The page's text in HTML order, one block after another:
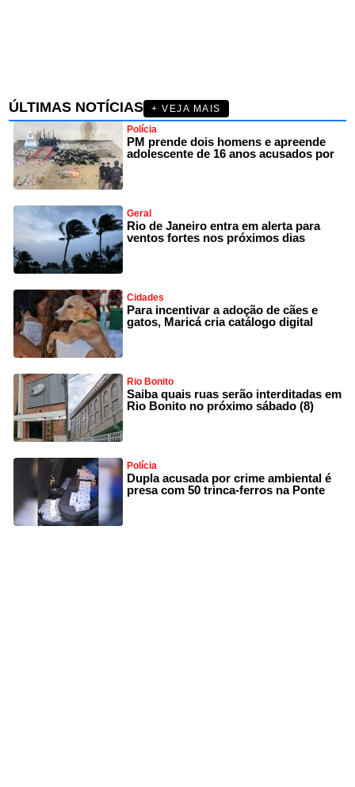
ÚLTIMAS NOTÍCIAS
+ VEJA MAIS
Polícia
PM prende dois homens e apreende
adolescente de 16 anos acusados por
Geral
Rio de Janeiro entra em alerta para
ventos fortes nos próximos dias
Cidades
Para incentivar a adoção de cães e
gatos, Maricá cria catálogo digital
Rio Bonito
Saiba quais ruas serão interditadas em
Rio Bonito no próximo sábado (8)
Polícia
Dupla acusada por crime ambiental é
presa com 50 trinca-ferros na Ponte